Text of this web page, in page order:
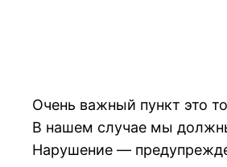
Очень важный пункт это
В нашем случае мы
Нарушение —